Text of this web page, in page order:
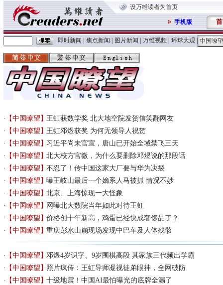
设万维读者为首页
手机版 首
即时新闻 焦点新闻 图片新闻 万维视频 环球大观 中国嘹望
【中国瞭望】王虹获数学奖 北大地空院发贺信笑翻网友
【中国瞭望】王虹邓煜获奖 为何无领导人祝贺
【中国瞭望】习近平尚未官宣，唐山已开始全域禁飞三天
【中国瞭望】北大校方官微，为什么要删除邓煜说的那段话
【中国瞭望】不忍了！传中国这家大厂要与华为决裂
【中国瞭望】曝王岐山最后一个嫡系人马被抓 情况不妙
【中国瞭望】北京、上海惊现一大怪象
【中国瞭望】 网曝北大数院当年如此对待王虹
【中国瞭望】价格创十年新高，鸡蛋已经快成奢侈品了？
【中国瞭望】重庆彭水山崩现场发现中巴车及人体残骸
【中国瞭望】邓煜4岁识字、9岁围棋高段 其家族三代频出学霸
【中国瞭望】照片疯传：王虹导师凝视徒弟眼神，全网破防
【中国瞭望】十级地震！中国AI最怕曝光的底牌全漏了